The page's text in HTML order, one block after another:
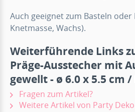
Auch geeignet zum Basteln oder
Knetmasse, Wachs).
Weiterführende Links
Präge-Ausstecher mit
gewellt - ø 6.0 x 5.5 cm
Fragen zum Artikel?
Weitere Artikel von Party